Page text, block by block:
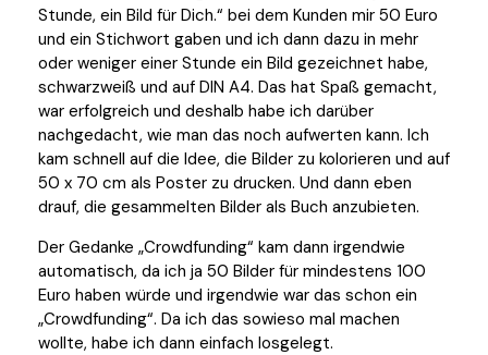
Stunde, ein Bild für Dich.“ bei dem Kunden mir 50 Euro
und ein Stichwort gaben und ich dann dazu in mehr
oder weniger einer Stunde ein Bild gezeichnet habe,
schwarzweiß und auf DIN A4. Das hat Spaß gemacht,
war erfolgreich und deshalb habe ich darüber
nachgedacht, wie man das noch aufwerten kann. Ich
kam schnell auf die Idee, die Bilder zu kolorieren und auf
50 x 70 cm als Poster zu drucken. Und dann eben
drauf, die gesammelten Bilder als Buch anzubieten.
Der Gedanke „Crowdfunding“ kam dann irgendwie
automatisch, da ich ja 50 Bilder für mindestens 100
Euro haben würde und irgendwie war das schon ein
„Crowdfunding“. Da ich das sowieso mal machen
wollte, habe ich dann einfach losgelegt.